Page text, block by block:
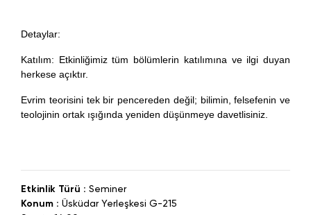
Detaylar:
Katılım: Etkinliğimiz tüm bölümlerin katılımına ve ilgi duyan
herkese açıktır.
Evrim teorisini tek bir pencereden değil; bilimin, felsefenin ve
teolojinin ortak ışığında yeniden düşünmeye davetlisiniz.
Etkinlik Türü : Seminer
Konum : Üsküdar Yerleşkesi G-215